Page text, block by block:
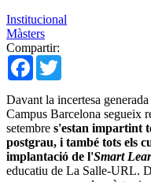
Institucional
Màsters
Compartir:
Facebook
Davant la incertesa
Campus Barcelona segueix
setembre s'estan impartint
postgrau, i també tots els
implantació de l'Smart
educatiu de La Salle-URL.